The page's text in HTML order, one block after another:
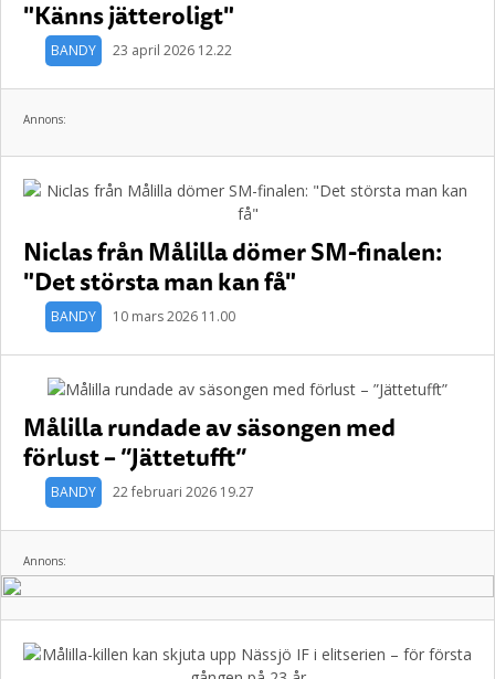
"Känns jätteroligt"
BANDY 23 april 2026 12.22
Annons:
Niclas från Målilla dömer SM-finalen:
"Det största man kan få"
BANDY 10 mars 2026 11.00
Målilla rundade av säsongen med
förlust – ”Jättetufft”
BANDY 22 februari 2026 19.27
Annons: